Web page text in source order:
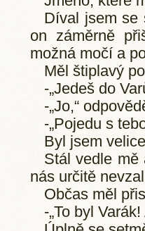
Díval jsem se
on záměrně
možná močí a
Měl štiplavý
-„Jedeš do
-„Jo,“
-„Pojedu s
Byl jsem
Stál vedle mě
nás určitě
Občas měl
-„To byl